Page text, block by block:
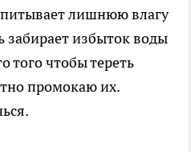
лишнюю влагу
забирает избыток воды
того чтобы тереть
промокаю их.